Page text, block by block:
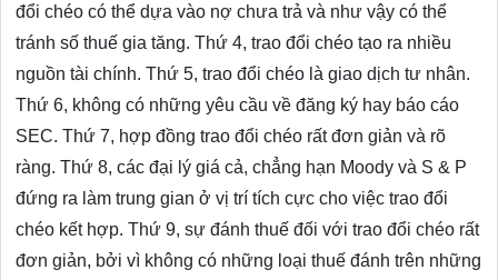
đổi chéo có thể dựa vào nợ chưa trả và như vậy có thể
tránh số thuế gia tăng. Thứ 4, trao đổi chéo tạo ra nhiều
nguồn tài chính. Thứ 5, trao đổi chéo là giao dịch tư nhân.
Thứ 6, không có những yêu cầu về đăng ký hay báo cáo
SEC. Thứ 7, hợp đồng trao đổi chéo rất đơn giản và rõ
ràng. Thứ 8, các đại lý giá cả, chẳng hạn Moody và S & P
đứng ra làm trung gian ở vị trí tích cực cho việc trao đổi
chéo kết hợp. Thứ 9, sự đánh thuế đối với trao đổi chéo rất
đơn giản, bởi vì không có những loại thuế đánh trên những